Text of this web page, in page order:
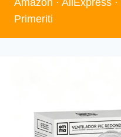
Primeriti